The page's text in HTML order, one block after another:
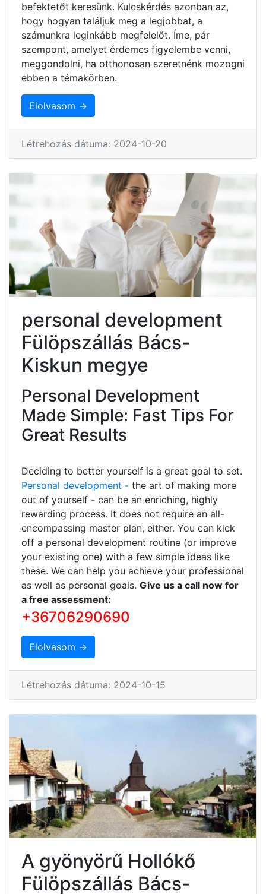
befektetőt keresünk. Kulcskérdés azonban az,
hogy hogyan találjuk meg a legjobbat, a
számunkra leginkább megfelelőt. Íme, pár
szempont, amelyet érdemes figyelembe venni,
meggondolni, ha otthonosan szeretnénk mozogni
ebben a témakörben.
Elolvasom →
Létrehozás dátuma: 2024-10-20
personal development
Fülöpszállás Bács-
Kiskun megye
Personal Development
Made Simple: Fast Tips For
Great Results
Deciding to better yourself is a great goal to set.
Personal development - the art of making more
out of yourself - can be an enriching, highly
rewarding process. It does not require an all-
encompassing master plan, either. You can kick
off a personal development routine (or improve
your existing one) with a few simple ideas like
these. We can help you achieve your professional
as well as personal goals. Give us a call now for
a free assessment:
+36706290690
Elolvasom →
Létrehozás dátuma: 2024-10-15
A gyönyörű Hollókő
Fülöpszállás Bács-